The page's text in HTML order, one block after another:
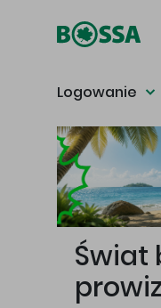
Logowanie
Główna treść
Świat